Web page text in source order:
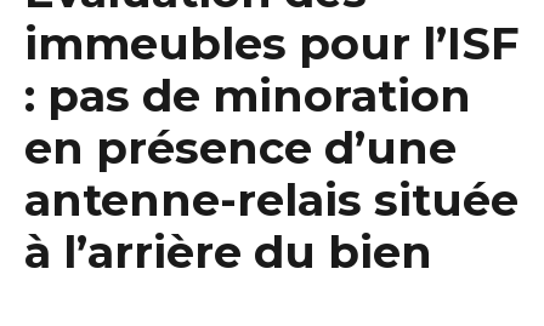
immeubles pour l’ISF
: pas de minoration
en présence d’une
antenne-relais située
à l’arrière du bien